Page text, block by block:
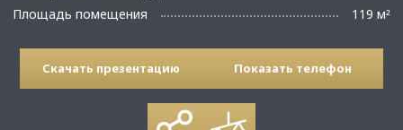
Площадь помещения
119 м²
Скачать презентацию Показать телефон